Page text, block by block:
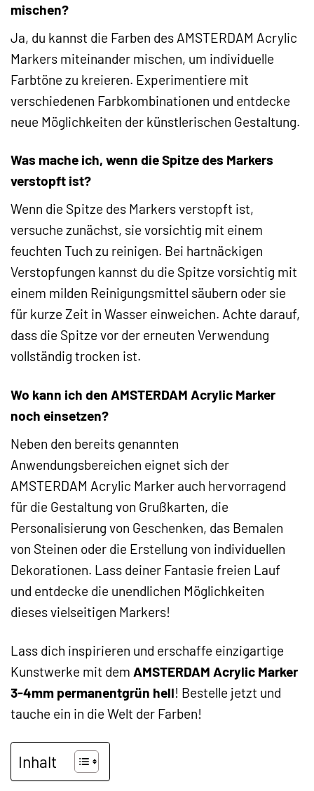
mischen?
Ja, du kannst die Farben des AMSTERDAM Acrylic
Markers miteinander mischen, um individuelle
Farbtöne zu kreieren. Experimentiere mit
verschiedenen Farbkombinationen und entdecke
neue Möglichkeiten der künstlerischen Gestaltung.
Was mache ich, wenn die Spitze des Markers
verstopft ist?
Wenn die Spitze des Markers verstopft ist,
versuche zunächst, sie vorsichtig mit einem
feuchten Tuch zu reinigen. Bei hartnäckigen
Verstopfungen kannst du die Spitze vorsichtig mit
einem milden Reinigungsmittel säubern oder sie
für kurze Zeit in Wasser einweichen. Achte darauf,
dass die Spitze vor der erneuten Verwendung
vollständig trocken ist.
Wo kann ich den AMSTERDAM Acrylic Marker
noch einsetzen?
Neben den bereits genannten
Anwendungsbereichen eignet sich der
AMSTERDAM Acrylic Marker auch hervorragend
für die Gestaltung von Grußkarten, die
Personalisierung von Geschenken, das Bemalen
von Steinen oder die Erstellung von individuellen
Dekorationen. Lass deiner Fantasie freien Lauf
und entdecke die unendlichen Möglichkeiten
dieses vielseitigen Markers!
Lass dich inspirieren und erschaffe einzigartige
Kunstwerke mit dem AMSTERDAM Acrylic Marker
3-4mm permanentgrün hell! Bestelle jetzt und
tauche ein in die Welt der Farben!
Inhalt